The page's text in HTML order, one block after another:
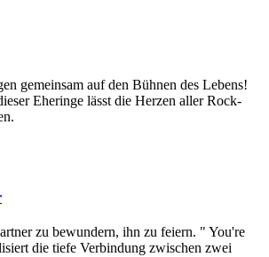
gemeinsam auf den Bühnen des Lebens!
Eheringe lässt die Herzen aller Rock-
zu bewundern, ihn zu feiern. " You're
die tiefe Verbindung zwischen zwei